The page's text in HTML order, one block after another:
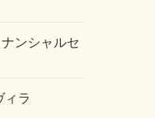
ンシャルセ
ィラ